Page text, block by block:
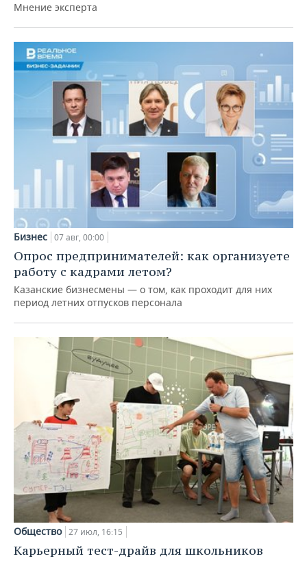
Мнение эксперта
Бизнес 07 авг, 00:00
Опрос предпринимателей: как организуете
работу с кадрами летом?
Казанские бизнесмены — о том, как проходит для них
период летних отпусков персонала
Общество 27 июл, 16:15
Карьерный тест-драйв для школьников